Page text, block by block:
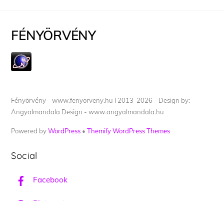
FÉNYÖRVÉNY
Fényörvény - www.fenyorveny.hu I 2013-2026 - Design by:
Angyalmandala Design - www.angyalmandala.hu
Powered byWordPress •Themify WordPress Themes
Social
Facebook